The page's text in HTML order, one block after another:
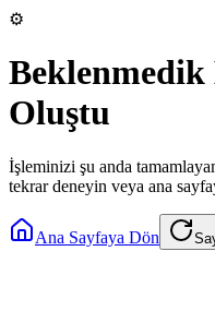
⚙️
Oluştu
İşleminizi şu anda
tekrar deneyin veya ana
Ana Sayfaya Dön